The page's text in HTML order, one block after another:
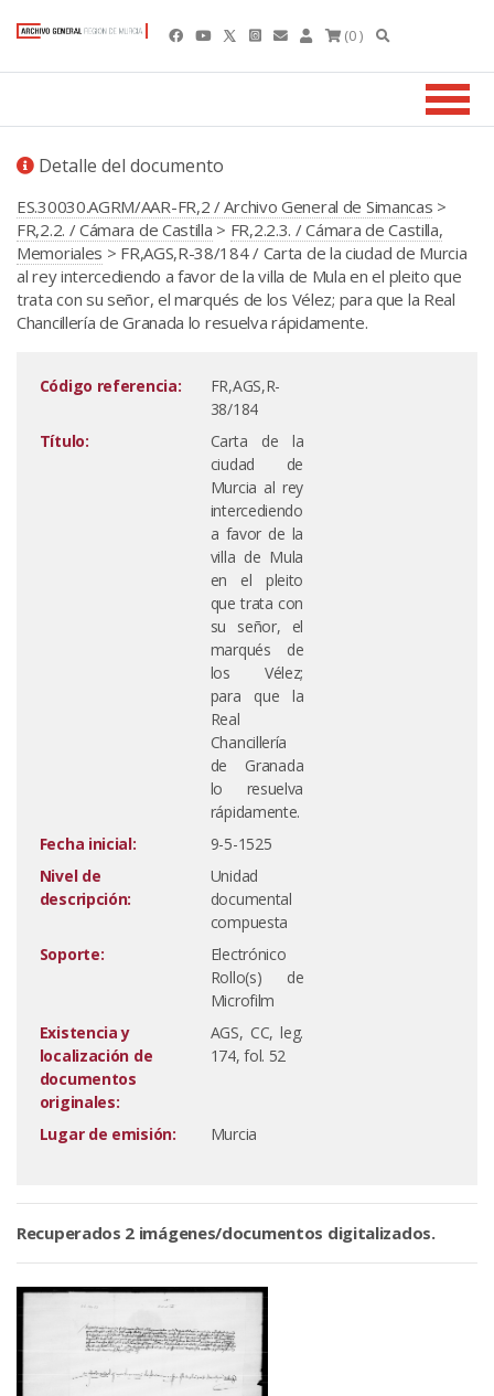
(0 )
Detalle del documento
ES.30030.AGRM/AAR-FR,2 / Archivo General de Simancas >
FR,2.2. / Cámara de Castilla > FR,2.2.3. / Cámara de Castilla,
Memoriales > FR,AGS,R-38/184 / Carta de la ciudad de Murcia
al rey intercediendo a favor de la villa de Mula en el pleito que
trata con su señor, el marqués de los Vélez; para que la Real
Chancillería de Granada lo resuelva rápidamente.
Código referencia:
FR,AGS,R-
38/184
Título:
Carta de la
ciudad de
Murcia al rey
intercediendo
a favor de la
villa de Mula
en el pleito
que trata con
su señor, el
marqués de
los Vélez;
para que la
Real
Chancillería
de Granada
lo resuelva
rápidamente.
Fecha inicial:
9-5-1525
Nivel de
descripción:
Unidad
documental
compuesta
Soporte:
Electrónico
Rollo(s) de
Microfilm
Existencia y
localización de
documentos
originales:
AGS, CC, leg.
174, fol. 52
Lugar de emisión: Murcia
Recuperados 2 imágenes/documentos digitalizados.